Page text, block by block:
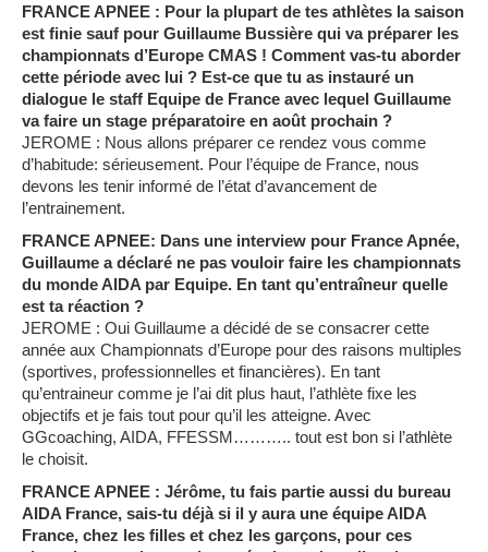
FRANCE APNEE : Pour la plupart de tes athlètes la saison
est finie sauf pour Guillaume Bussière qui va préparer les
championnats d’Europe CMAS ! Comment vas-tu aborder
cette période avec lui ? Est-ce que tu as instauré un
dialogue le staff Equipe de France avec lequel Guillaume
va faire un stage préparatoire en août prochain ?
JEROME : Nous allons préparer ce rendez vous comme
d’habitude: sérieusement. Pour l’équipe de France, nous
devons les tenir informé de l’état d’avancement de
l’entrainement.
FRANCE APNEE: Dans une interview pour France Apnée,
Guillaume a déclaré ne pas vouloir faire les championnats
du monde AIDA par Equipe. En tant qu’entraîneur quelle
est ta réaction ?
JEROME : Oui Guillaume a décidé de se consacrer cette
année aux Championnats d’Europe pour des raisons multiples
(sportives, professionnelles et financières). En tant
qu’entraineur comme je l’ai dit plus haut, l’athlète fixe les
objectifs et je fais tout pour qu’il les atteigne. Avec
GGcoaching, AIDA, FFESSM……….. tout est bon si l’athlète
le choisit.
FRANCE APNEE : Jérôme, tu fais partie aussi du bureau
AIDA France, sais-tu déjà si il y aura une équipe AIDA
France, chez les filles et chez les garçons, pour ces